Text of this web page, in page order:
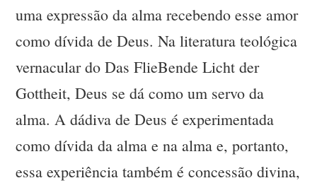
uma expressão da alma recebendo esse amor
como dívida de Deus. Na literatura teológica
vernacular do Das FlieBende Licht der
Gottheit, Deus se dá como um servo da
alma. A dádiva de Deus é experimentada
como dívida da alma e na alma e, portanto,
essa experiência também é concessão divina,